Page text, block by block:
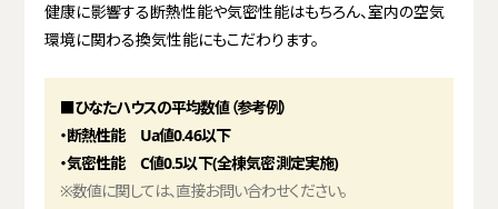
健康に影響する断熱性能や気密性能はもちろん、室内の空気
環境に関わる換気性能にもこだわります。
■ひなたハウスの平均数値（参考例）
・断熱性能 Ua値0.46以下
・気密性能 C値0.5以下(全棟気密測定実施)
※数値に関しては、直接お問い合わせください。